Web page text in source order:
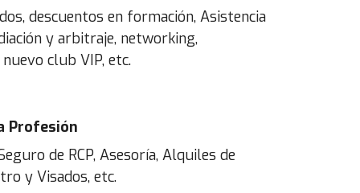
descuentos en formación, Asistencia
y arbitraje, networking,
club VIP, etc.
Profesión
de RCP, Asesoría, Alquiles de
y Visados, etc.